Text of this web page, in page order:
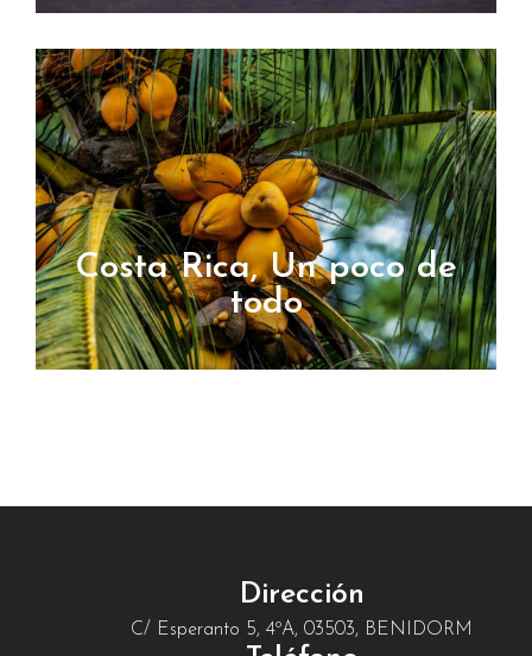
Costa Rica, Un poco de
todo
Dirección
C/ Esperanto 5, 4ºA, 03503, BENIDORM